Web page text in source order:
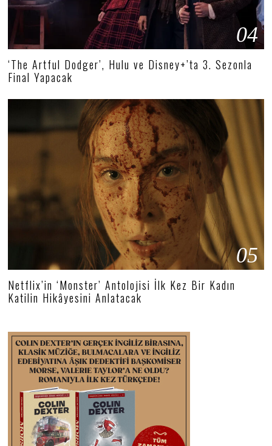
04
‘The Artful Dodger’, Hulu ve Disney+’ta 3. Sezonla
Final Yapacak
05
Netflix’in ‘Monster’ Antolojisi İlk Kez Bir Kadın
Katilin Hikâyesini Anlatacak